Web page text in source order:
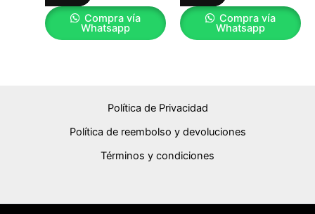
Compra vía
Whatsapp
Compra vía
Whatsapp
Política de Privacidad
Política de reembolso y devoluciones
Términos y condiciones